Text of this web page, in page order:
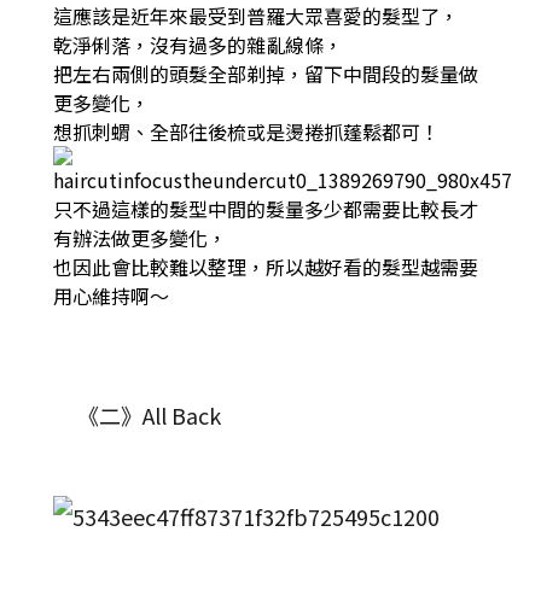
這應該是近年來最受到普羅大眾喜愛的髮型了，
乾淨俐落，沒有過多的雜亂線條，
把左右兩側的頭髮全部剃掉，留下中間段的髮量做
更多變化，
想抓刺蝟、全部往後梳或是燙捲抓蓬鬆都可！
只不過這樣的髮型中間的髮量多少都需要比較長才
有辦法做更多變化，
也因此會比較難以整理，所以越好看的髮型越需要
用心維持啊～
《二》All Back